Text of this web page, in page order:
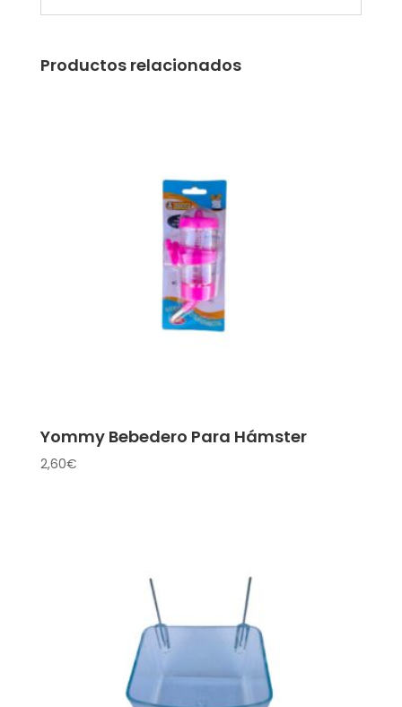
Productos relacionados
Yommy Bebedero Para Hámster
2,60€